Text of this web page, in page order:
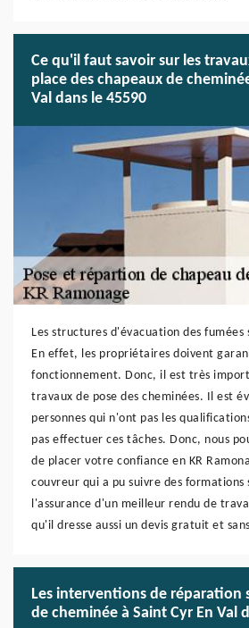
Ce qu'il faut savoir sur les
place des chapeaux de
Val dans le 45590
Les structures d'évacuation des
En effet, les propriétaires doivent
fonctionnement. Donc, il est très
travaux de pose des cheminées. Il est
personnes qui n'ont pas les
pas effectuer ces tâches. Donc, nous
de placer votre confiance en KR
couvreur qui a pu suivre des formations
l'assurance d'un meilleur rendu de
qu'il dresse aussi un devis gratuit et
Les interventions de réparation
de cheminée à Saint Cyr En Val